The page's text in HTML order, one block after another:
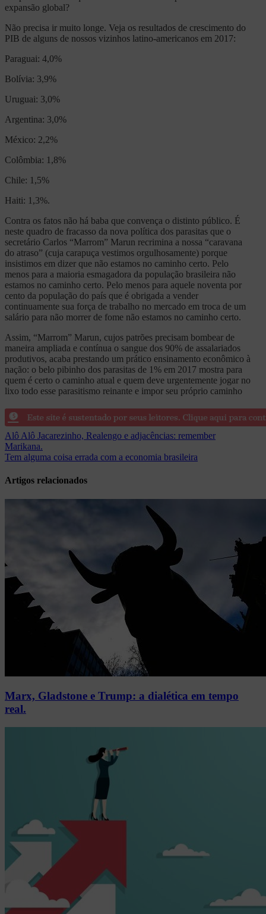
expansão global?
Não precisa ir muito longe. Veja os resultados de crescimento do
PIB de alguns de nossos vizinhos latino-americanos em 2017:
Paraguai: 4,0%
Bolívia: 3,9%
Uruguai: 3,0%
Argentina: 3,0%
México: 2,2%
Colômbia: 1,8%
Chile: 1,5%
Haiti: 1,3%.
Contra os fatos não há baba que convença o distinto público. É
neste quadro de fracasso da nova política dos parasitas que o
secretário Carlos “Marrom” Marun recrimina a nossa “caravana
do atraso” (cuja carapuça vestimos orgulhosamente) porque
insistimos em dizer que não estamos no caminho certo. Pelo
menos para a maioria esmagadora da população brasileira não
estamos no caminho certo. Pelo menos para aquele noventa por
cento da população do país que é obrigada a vender
continuamente sua força de trabalho no mercado em troca de um
salário para não morrer de fome não estamos no caminho certo.
Assim, “Marrom” Marun, cujos patrões precisam bombear de
maneira ampliada e contínua o sangue dos 90% de assalariados
produtivos, acaba prestando um prático ensinamento econômico à
nação: o belo pibinho dos parasitas de 1% em 2017 mostra para
quem é certo o caminho atual e quem deve urgentemente jogar no
lixo todo esse parasitismo reinante e impor seu próprio caminho
Navegação
de
Alô Alô Jacarezinho, Realengo e adjacências: remember
Marikana.
Tem alguma coisa errada com a economia brasileira
Artigos relacionados
Marx, Gladstone e Trump: a dialética em tempo
real.